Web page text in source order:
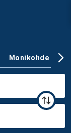
Monikohde